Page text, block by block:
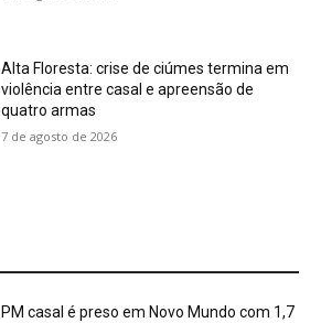
Alta Floresta: crise de ciúmes termina em
violência entre casal e apreensão de
quatro armas
7 de agosto de 2026
PM casal é preso em Novo Mundo com 1,7